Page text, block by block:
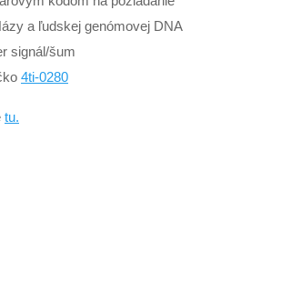
a ľudskej genómovej DNA
signál/šum
4ti-0280
tu.